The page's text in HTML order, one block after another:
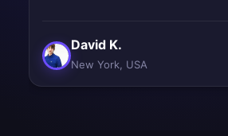
David K.
New York, USA